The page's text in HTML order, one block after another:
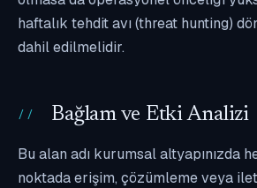
haftalık tehdit avı (threat hunting)
dahil edilmelidir.
Bağlam ve Etki Analizi
Bu alan adı kurumsal altyapınızda
noktada erişim, çözümleme veya